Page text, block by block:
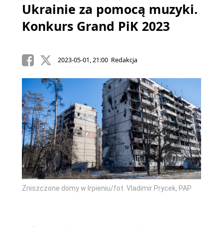
Ukrainie za pomocą muzyki.
Konkurs Grand PiK 2023
2023-05-01, 21:00 Redakcja
Zniszczone domy w Irpieniu/fot. Vladimir Prycek, PAP